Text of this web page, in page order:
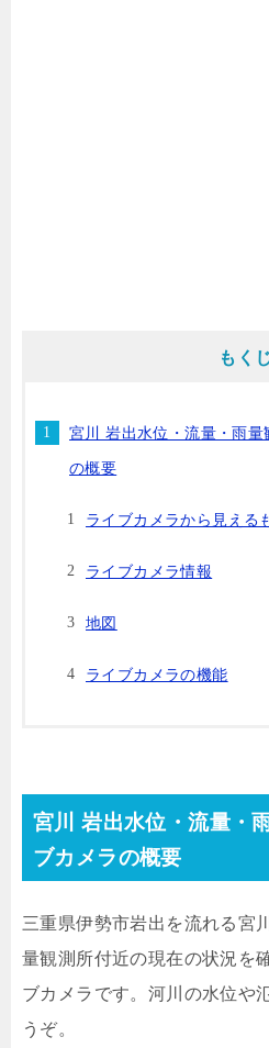
もく
宮川 岩出水位・流量・雨量
の概要
ライブカメラから見える
ライブカメラ情報
地図
ライブカメラの機能
宮川 岩出水位・流量・
ブカメラの概要
三重県伊勢市岩出を流れる宮
量観測所付近の現在の状況を
ブカメラです。河川の水位や
うぞ。